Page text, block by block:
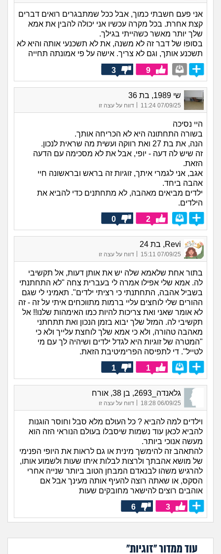
אני פעם חשבתי כמוך, אבל ככל שמתבגרים רואים דברים
קצת אחרת. בכל מקרה עכשיו אני יכולה להבין את אמא
שלך יותר מאשר כשהייתי בגילך.
בסופו של דבר זה לא משנה, את לא תשכנעי אותה והיא לא
תשכנע אותך, וגם לא צריך. אישה על פי אמונתה תחייה
9
3
שי 1989, בת 36
07/09/25 11:24
| דווח על עצה זו
היי נסיכה
בשורה התחתונה היא לא הכריחה אותך.
הנה, את בת 27 ואת רווקה ועשית מה שראית לנכון.
זה שיש לה דעה - יופי, אבל את לא מסכימה עם הדעה
הזאת.
אגב, אני לגמרי איתך, זוגיות זה בראש ובראשונה חיי
אהבה ביחד.
ילדים מביאים מאהבה, לא מתחתנים כדי להביא את
הילדים.
2
0
Revi, בת 24
07/09/25 15:11
| דווח על עצה זו
בתור אחת שלאמא שלה יש את אותן דעות, אל תקשיבי
לה. אמא שלי אפילו אמרה לי בעברית צחה "לא התחתנתי
בשביל אהבה, התחתנתי כי רציתי ילדים". תאמיני לי שגם
ההורים שלי לוחצים עליי ברמות מתווכחים איתי על זה - זה
לא אומר שאני ואת צריכות להיות כמו האימהות שלנו!! אל
תקשיבי לה. המזל שלך יבוא בזמן הנכון ואת תתחתני
מאהבה טהורה, ולא כי אמא שלך לוחצת עלייך ולא כי
"המטרה של זוגיות היא לגדל ילדים ושיהיה לך עם מי
לטייל". די לתפיסה הפרימיטיבת הזאת.
1
1
גלאנדה_2693, בן 38, אורח
06/09/25 18:28 דווח על עצה זו
וילדים למה להביא ? כל העולם מלא סבל וחוסר הוגנות
להביא לכאן עוד נשמות שיסבלו בעולם הנוראי הזה הוא
מעשה אנוכי ביותר.
להתאהב זה להימשך מינית או גם לראות את היופי הפנימי
של מושא אהבתך ולרצות לבלות איתו שעות ולשמוע אותו,
להרגיש משהו לבנאדם המבחן הטוב ביותר שנייה אחרי
הסקס, או שאתה רוצה להעיף אותה מעינך אבל אם
אוהבים רוצים להישאר מחובקים שעות
3
6
עוד ממדור "זוגיות"